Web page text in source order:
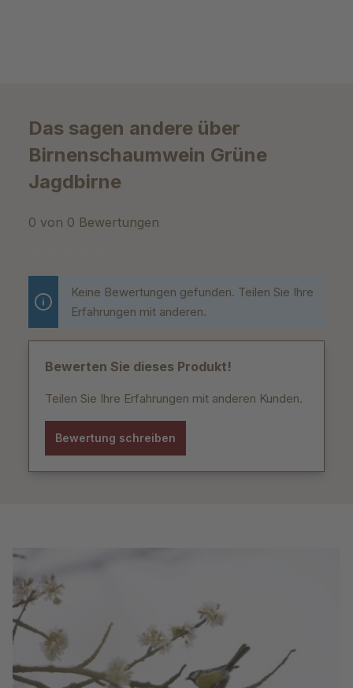
Das sagen andere über
Birnenschaumwein Grüne
Jagdbirne
0 von 0 Bewertungen
Durchschnittliche Bewertung von 0 von 5 Sternen
Keine Bewertungen gefunden. Teilen Sie Ihre
Erfahrungen mit anderen.
Bewerten Sie dieses Produkt!
Teilen Sie Ihre Erfahrungen mit anderen Kunden.
Bewertung schreiben